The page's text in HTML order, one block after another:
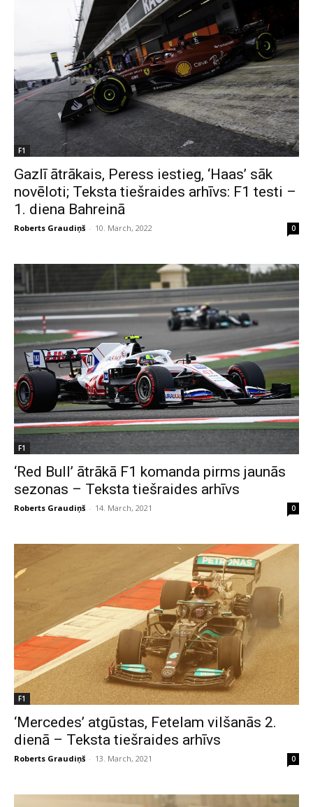
F1
Gazlī ātrākais, Peress iestieg, ‘Haas’ sāk
novēloti; Teksta tiešraides arhīvs: F1 testi –
1. diena Bahreinā
Roberts Graudiņš - 10. March, 2022 0
F1
‘Red Bull’ ātrākā F1 komanda pirms jaunās
sezonas – Teksta tiešraides arhīvs
Roberts Graudiņš - 14. March, 2021 0
F1
‘Mercedes’ atgūstas, Fetelam vilšanās 2.
dienā – Teksta tiešraides arhīvs
Roberts Graudiņš - 13. March, 2021 0